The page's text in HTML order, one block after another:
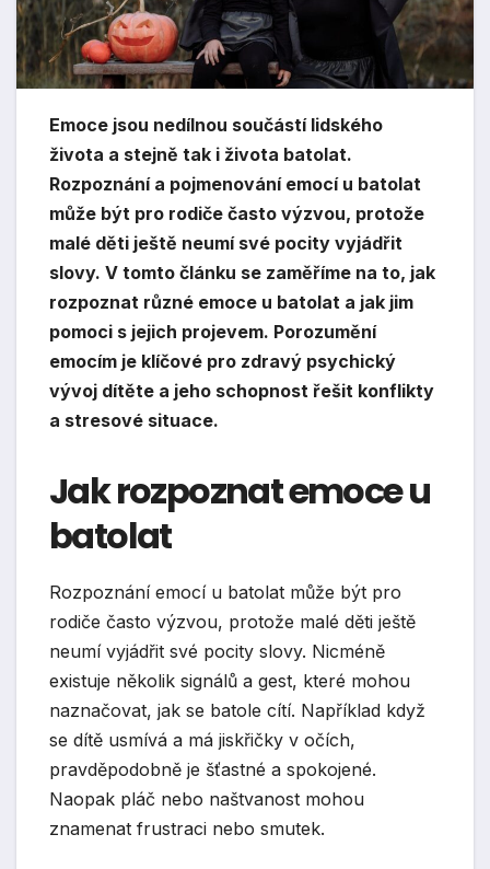
Emoce jsou nedílnou součástí lidského
života a stejně tak i života batolat.
Rozpoznání a pojmenování emocí u batolat
může být pro rodiče často výzvou, protože
malé děti ještě neumí své pocity vyjádřit
slovy. V tomto článku se zaměříme na to, jak
rozpoznat různé emoce u batolat a jak jim
pomoci s jejich projevem. Porozumění
emocím je klíčové pro zdravý psychický
vývoj dítěte a jeho schopnost řešit konflikty
a stresové situace.
Jak rozpoznat emoce u
batolat
Rozpoznání emocí u batolat může být pro
rodiče často výzvou, protože malé děti ještě
neumí vyjádřit své pocity slovy. Nicméně
existuje několik signálů a gest, které mohou
naznačovat, jak se batole cítí. Například když
se dítě usmívá a má jiskřičky v očích,
pravděpodobně je šťastné a spokojené.
Naopak pláč nebo naštvanost mohou
znamenat frustraci nebo smutek.